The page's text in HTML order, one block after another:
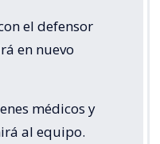
el defensor
en nuevo
médicos y
al equipo.